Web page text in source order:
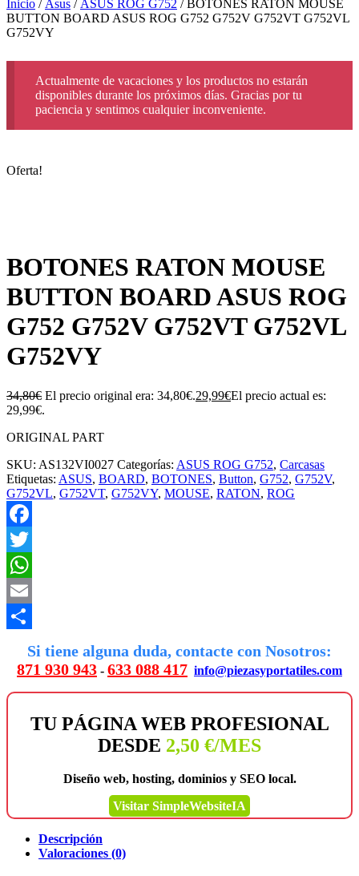
Inicio / Asus / ASUS ROG G752 / BOTONES RATON MOUSE
BUTTON BOARD ASUS ROG G752 G752V G752VT G752VL
G752VY
Actualmente de vacaciones y los productos no estarán
disponibles durante los próximos días. Gracias por tu
paciencia y sentimos cualquier inconveniente.
Oferta!
BOTONES RATON MOUSE
BUTTON BOARD ASUS ROG
G752 G752V G752VT G752VL
G752VY
34,80€ El precio original era: 34,80€.29,99€El precio actual es:
29,99€.
ORIGINAL PART
SKU: AS132VI0027 Categorías: ASUS ROG G752, Carcasas
Etiquetas: ASUS, BOARD, BOTONES, Button, G752, G752V,
G752VL, G752VT, G752VY, MOUSE, RATON, ROG
Facebook
Twitter
WhatsApp
Email
Si tiene alguna duda, contacte con Nosotros:
871 930 943 - 633 088 417 info@piezasyportatiles.com
TU PÁGINA WEB PROFESIONAL
DESDE 2,50 €/MES
Diseño web, hosting, dominios y SEO local.
Visitar SimpleWebsiteIA
Descripción
Valoraciones (0)